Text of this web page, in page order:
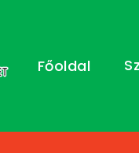
Főoldal